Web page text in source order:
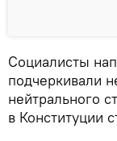
Социалисты
подчеркивали
нейтрального
в Конституции